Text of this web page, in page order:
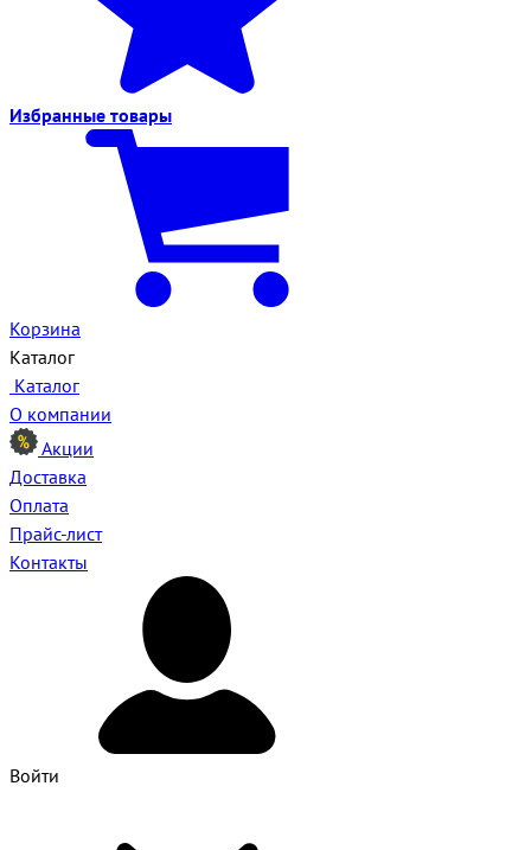
Избранные товары
Корзина
Каталог
Каталог
О компании
Акции
Доставка
Оплата
Прайс-лист
Контакты
Войти